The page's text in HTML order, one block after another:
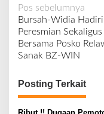
N
a
v
i
g
a
s
Pos sebelumnya
Bursah-Widia Hadiri
Peresmian
Bersama Posko
Sanak BZ-WIN
Posting Terkait
Ribut.!! Dugaan